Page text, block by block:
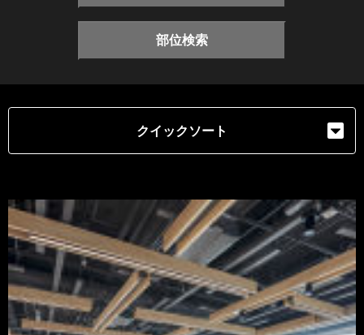
部位検索
クイックソート